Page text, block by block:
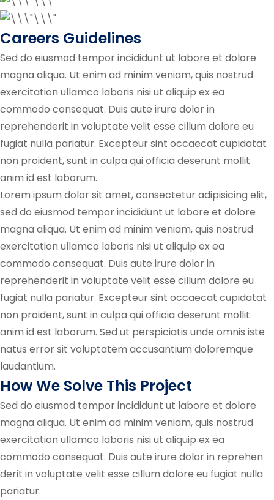
Careers Guidelines
Sed do eiusmod tempor incididunt ut labore et dolore
magna aliqua. Ut enim ad minim veniam, quis nostrud
exercitation ullamco laboris nisi ut aliquip ex ea
commodo consequat. Duis aute irure dolor in
reprehenderit in voluptate velit esse cillum dolore eu
fugiat nulla pariatur. Excepteur sint occaecat cupidatat
non proident, sunt in culpa qui officia deserunt mollit
anim id est laborum.
Lorem ipsum dolor sit amet, consectetur adipisicing elit,
sed do eiusmod tempor incididunt ut labore et dolore
magna aliqua. Ut enim ad minim veniam, quis nostrud
exercitation ullamco laboris nisi ut aliquip ex ea
commodo consequat. Duis aute irure dolor in
reprehenderit in voluptate velit esse cillum dolore eu
fugiat nulla pariatur. Excepteur sint occaecat cupidatat
non proident, sunt in culpa qui officia deserunt mollit
anim id est laborum. Sed ut perspiciatis unde omnis iste
natus error sit voluptatem accusantium doloremque
laudantium.
How We Solve This Project
Sed do eiusmod tempor incididunt ut labore et dolore
magna aliqua. Ut enim ad minim veniam, quis nostrud
exercitation ullamco laboris nisi ut aliquip ex ea
commodo consequat. Duis aute irure dolor in reprehen
derit in voluptate velit esse cillum dolore eu fugiat nulla
pariatur.